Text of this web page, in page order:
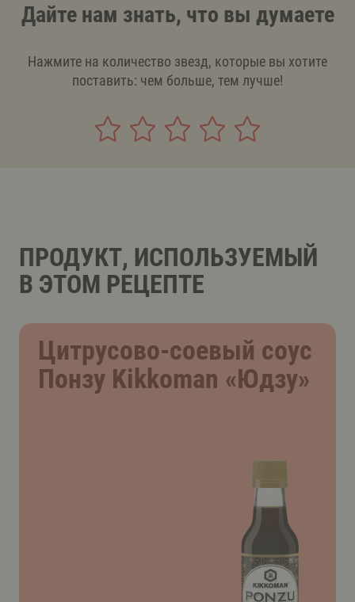
Дайте нам знать, что вы думаете
Нажмите на количество звезд, которые вы хотите
поставить: чем больше, тем лучше!
ПРОДУКТ, ИСПОЛЬЗУЕМЫЙ
В ЭТОМ РЕЦЕПТЕ
Цитрусово-соевый соус
Понзу Kikkoman «Юдзу»